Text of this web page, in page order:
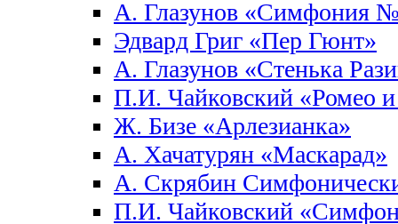
А. Глазунов «Симфония
Эдвард Григ «Пер Гюнт»
А. Глазунов «Стенька
П.И. Чайковский «Ромео
Ж. Бизе «Арлезианка»
А. Хачатурян «Маскарад»
А. Скрябин
П.И. Чайковский